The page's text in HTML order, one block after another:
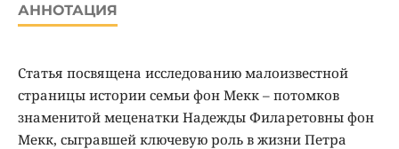
АННОТАЦИЯ
Статья посвящена исследованию малоизвестной
страницы истории семьи фон Мекк – потомков
знаменитой меценатки Надежды Филаретовны фон
Мекк, сыгравшей ключевую роль в жизни Петра